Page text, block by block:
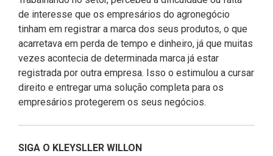
de interesse que os empresários do agronegócio
tinham em registrar a marca dos seus produtos, o que
acarretava em perda de tempo e dinheiro, já que muitas
vezes acontecia de determinada marca já estar
registrada por outra empresa. Isso o estimulou a cursar
direito e entregar uma solução completa para os
empresários protegerem os seus negócios.
SIGA O KLEYSLLER WILLON